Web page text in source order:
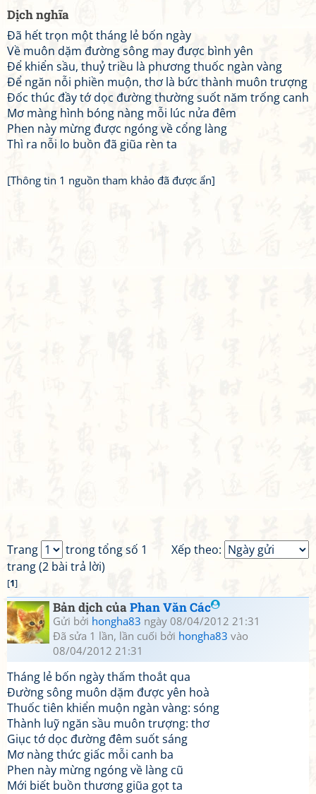
Dịch nghĩa
Đã hết trọn một tháng lẻ bốn ngày
Về muôn dặm đường sông may được bình yên
Để khiển sầu, thuỷ triều là phương thuốc ngàn vàng
Để ngăn nỗi phiền muộn, thơ là bức thành muôn trượng
Đốc thúc đầy tớ dọc đường thường suốt năm trống canh
Mơ màng hình bóng nàng mỗi lúc nửa đêm
Phen này mừng được ngóng về cổng làng
Thì ra nỗi lo buồn đã giũa rèn ta
[Thông tin 1 nguồn tham khảo đã được ẩn]
Xếp theo:
Trang
trong tổng số 1
trang (2 bài trả lời)
[1]
Bản dịch củaPhan Văn Các
Gửi bởi hongha83 ngày 08/04/2012 21:31
Đã sửa 1 lần, lần cuối bởi hongha83 vào
08/04/2012 21:31
Tháng lẻ bốn ngày thấm thoắt qua
Đường sông muôn dặm được yên hoà
Thuốc tiên khiển muộn ngàn vàng: sóng
Thành luỹ ngăn sầu muôn trượng: thơ
Giục tớ dọc đường đêm suốt sáng
Mơ nàng thức giấc mỗi canh ba
Phen này mừng ngóng về làng cũ
Mới biết buồn thương giũa gọt ta